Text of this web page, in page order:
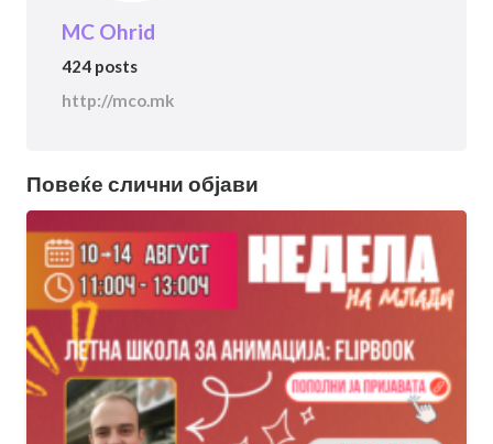
MC Ohrid
424 posts
http://mco.mk
Повеќе слични објави